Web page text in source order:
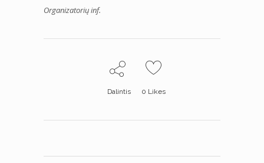
Organizatorių inf.
Dalintis 0 Likes